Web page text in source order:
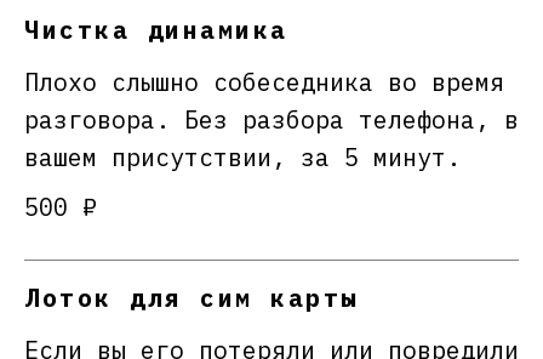
Чистка динамика
Плохо слышно собеседника во время
разговора. Без разбора телефона, в
вашем присутствии, за 5 минут.
500 ₽
Лоток для сим карты
Если вы его потеряли или повредили